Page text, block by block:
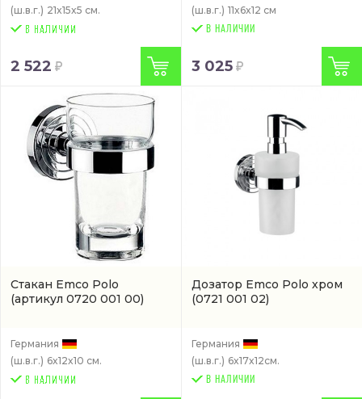
(ш.в.г.) 21x15x5 см.
2 522
(ш.в.г.) 11x6x12 см
В НАЛИЧИИ
3 025
Стакан Emco Polo
(артикул 0720 001 00)
Германия
(ш.в.г.) 6x12x10 см.
Дозатор Emco Polo хром
(0721 001 02)
Германия
(ш.в.г.) 6x17x12см.
В НАЛИЧИИ